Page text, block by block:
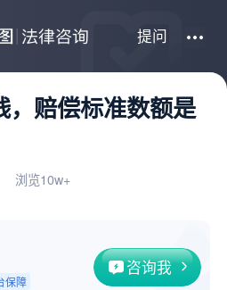
提问
，赔偿标准数额是
浏览10w+
保障
咨询我